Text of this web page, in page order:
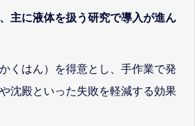
主に液体を扱う研究で導入が進ん
くはん）を得意とし、手作業で発
沈殿といった失敗を軽減する効果